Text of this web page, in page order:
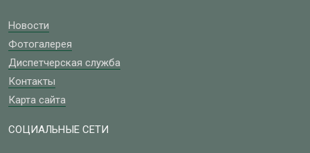
Новости
Фотогалерея
Диспетчерская служба
Контакты
Карта сайта
СОЦИАЛЬНЫЕ СЕТИ